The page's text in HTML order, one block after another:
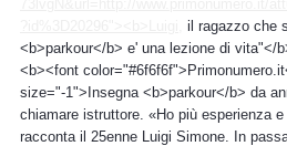
il ragazzo che
<b>parkour</b> e' una lezione di vita"</
<b><font
size="-1">Insegna <b>parkour</b> da
chiamare istruttore. «Ho più esperienza
racconta il 25enne Luigi Simone. In